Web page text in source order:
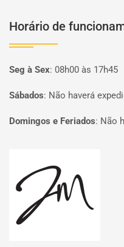
Horário de
Seg à Sex: 08h00 às 17h45
Sábados: Não haverá
Domingos e Feriados: Não